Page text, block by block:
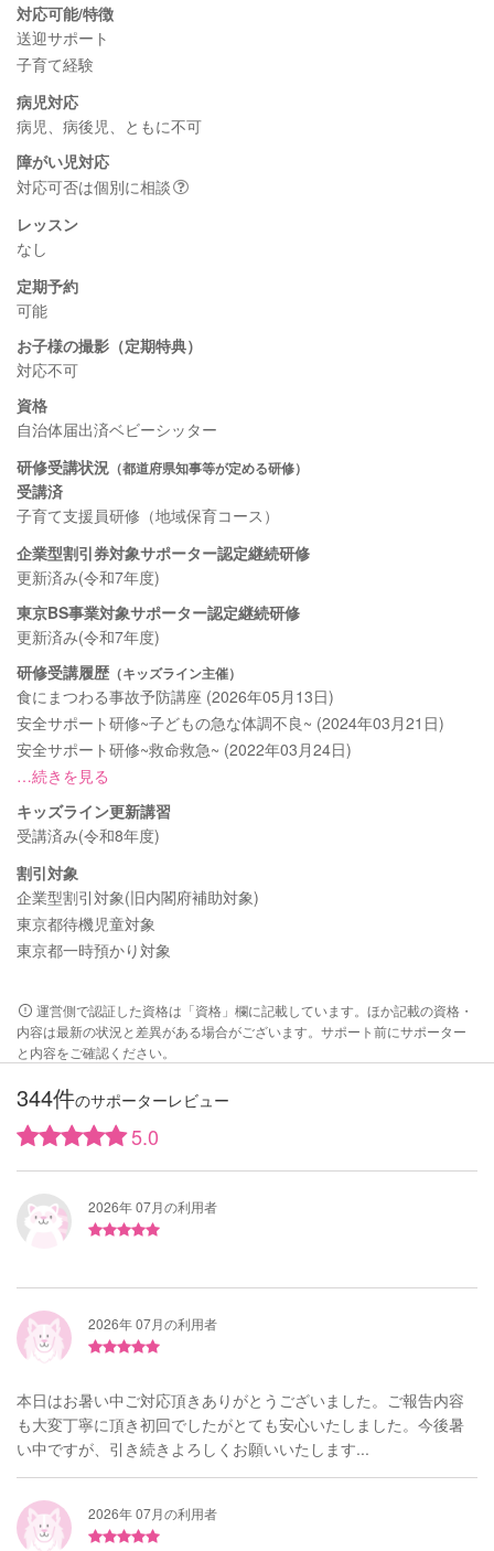
対応可能/特徴
送迎サポート
子育て経験
病児対応
病児、病後児、ともに不可
障がい児対応
対応可否は個別に相談
レッスン
なし
定期予約
可能
お子様の撮影（定期特典）
対応不可
資格
自治体届出済ベビーシッター
研修受講状況 （都道府県知事等が定める研修）
受講済
子育て支援員研修（地域保育コース）
企業型割引券対象サポーター認定継続研修
更新済み(令和7年度)
東京BS事業対象サポーター認定継続研修
更新済み(令和7年度)
研修受講履歴 （キッズライン主催）
食にまつわる事故予防講座 (2026年05月13日)
安全サポート研修~子どもの急な体調不良~ (2024年03月21日)
安全サポート研修~救命救急~ (2022年03月24日)
…続きを見る
キッズライン更新講習
受講済み(令和8年度)
割引対象
企業型割引対象(旧内閣府補助対象)
東京都待機児童対象
東京都一時預かり対象
運営側で認証した資格は「資格」欄に記載しています。ほか記載の資格・
内容は最新の状況と差異がある場合がございます。サポート前にサポーター
と内容をご確認ください。
344件のサポーターレビュー
5.0
2026年 07月の利用者
2026年 07月の利用者
本日はお暑い中ご対応頂きありがとうございました。ご報告内容
も大変丁寧に頂き初回でしたがとても安心いたしました。今後暑
い中ですが、引き続きよろしくお願いいたします...
2026年 07月の利用者